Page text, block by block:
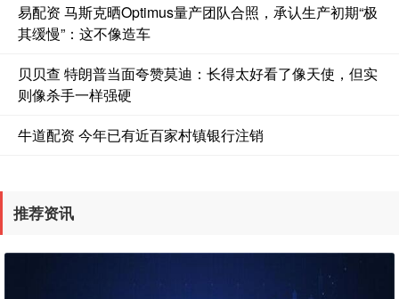
易配资 马斯克晒Optimus量产团队合照，承认生产初期“极
其缓慢”：这不像造车
贝贝查 特朗普当面夸赞莫迪：长得太好看了像天使，但实
则像杀手一样强硬
牛道配资 今年已有近百家村镇银行注销
推荐资讯